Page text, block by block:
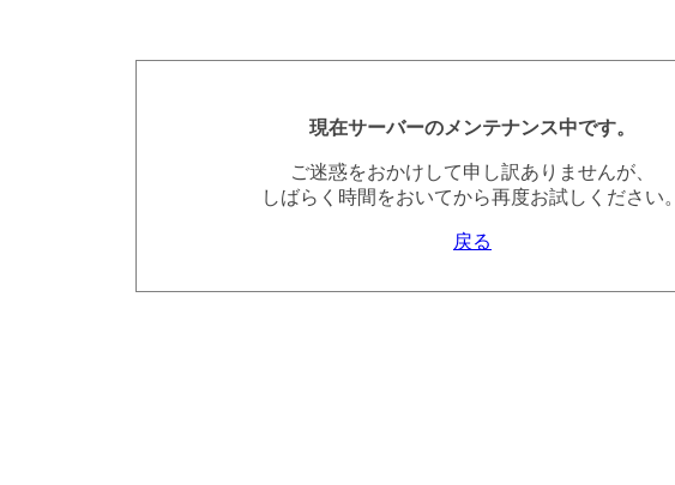
現在サーバーのメンテナンス中です。
ご迷惑をおかけして申し訳ありませんが、
しばらく時間をおいてから再度お試しください。
戻る